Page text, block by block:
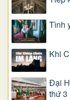
Tình
Khi
Đại
thứ 3